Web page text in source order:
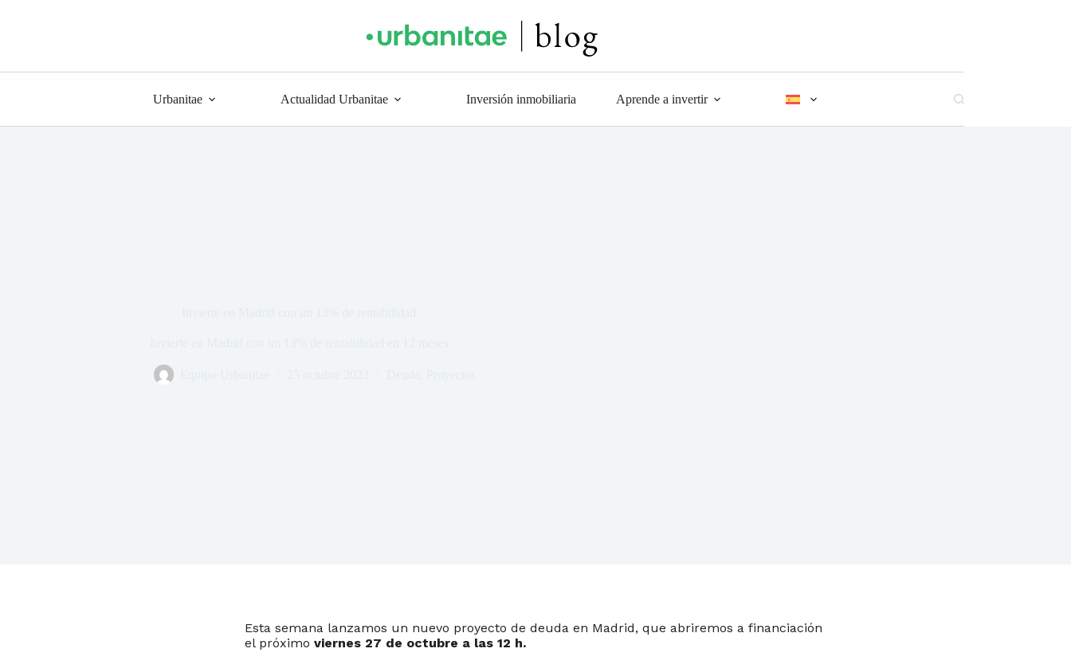
Urbanitae Actualidad Urbanitae Inversión inmobiliaria Aprende a invertir
Esta semana lanzamos un nuevo proyecto de deuda en Madrid, que abriremos a financiación
el próximo viernes 27 de octubre a las 12 h.